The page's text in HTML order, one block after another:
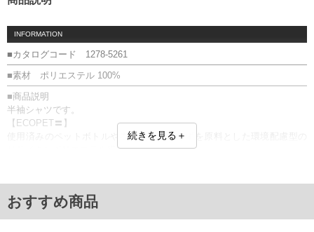
INFORMATION
■カタログコード 1278-5261
■素材 ポリエステル 100%
■商品説明
半袖シャツです。
【ECOPET〓】
使用済みのペットボトルや衣料品、繊維くずを原料とした環境配慮型の
リサイクルポリエステル繊維。
■サイズ表
続きを見る＋
おすすめ商品